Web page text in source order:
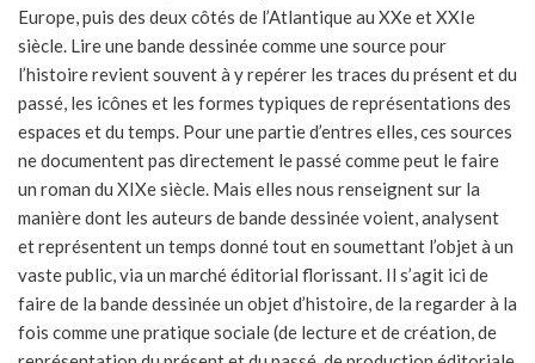
Europe, puis des deux côtés de l’Atlantique au XXe et XXIe
siècle. Lire une bande dessinée comme une source pour
l’histoire revient souvent à y repérer les traces du présent et du
passé, les icônes et les formes typiques de représentations des
espaces et du temps. Pour une partie d’entres elles, ces sources
ne documentent pas directement le passé comme peut le faire
un roman du XIXe siècle. Mais elles nous renseignent sur la
manière dont les auteurs de bande dessinée voient, analysent
et représentent un temps donné tout en soumettant l’objet à un
vaste public, via un marché éditorial florissant. Il s’agit ici de
faire de la bande dessinée un objet d’histoire, de la regarder à la
fois comme une pratique sociale (de lecture et de création, de